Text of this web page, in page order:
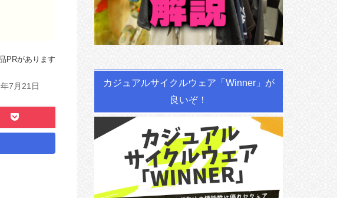
7月21日
PRがあります
カジュアルサイクルウェア「Winner」が
良いぞ！